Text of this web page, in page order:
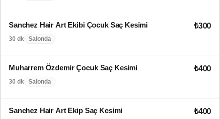
Sanchez Hair Art Ekibi Çocuk Saç Kesimi
30 dk Salonda
₺300
Muharrem Özdemir Çocuk Saç Kesimi
30 dk Salonda
₺400
Sanchez Hair Art Ekip Saç Kesimi ₺400